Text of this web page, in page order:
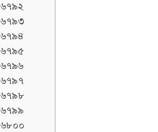
৬৭৯২
৬৭৯৩
৬৭৯৪
৬৭৯৫
৬৭৯৬
৬৭৯৭
৬৭৯৮
৬৭৯৯
৬৮০০